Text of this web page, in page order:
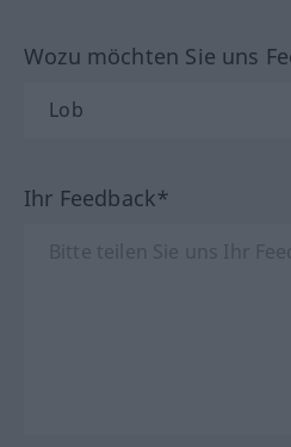
Wozu möchten Sie uns
Ihr Feedback*